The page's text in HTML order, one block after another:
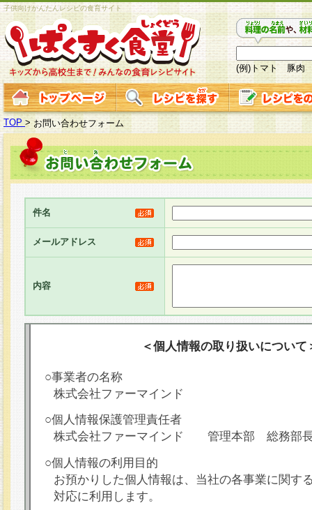
子供向けかんたんレシピの食育サイト
(例)トマト 豚肉
TOP > お問い合わせフォーム
件名
メールアドレス
内容
＜個人情報の取り扱いについて
○事業者の名称
株式会社ファーマインド
○個人情報保護管理責任者
株式会社ファーマインド 管理本部 総務部
○個人情報の利用目的
お預かりした個人情報は、当社の各事業に関す
対応に利用します。